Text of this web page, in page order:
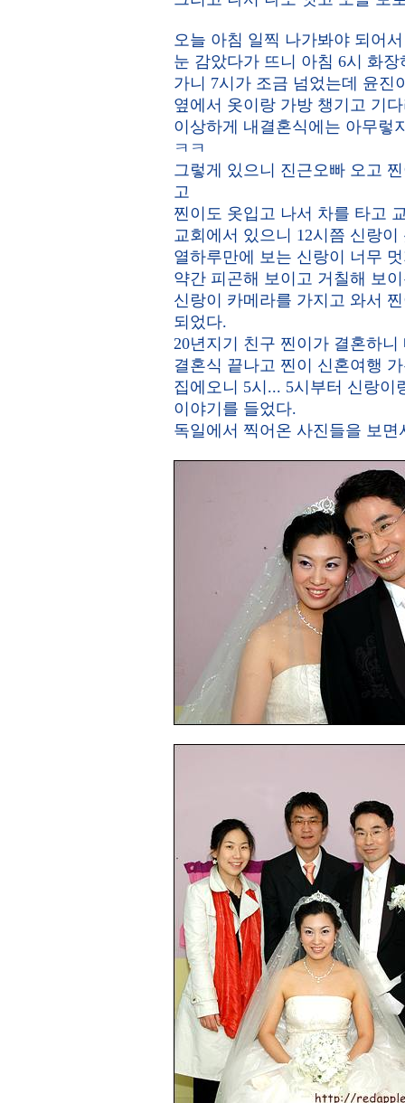
오늘 아침 일찍 나가봐야 되어
눈 감았다가 뜨니 아침 6시 화
가니 7시가 조금 넘었는데 윤진
옆에서 옷이랑 가방 챙기고 기
이상하게 내결혼식에는 아무렇
ㅋㅋ
그렇게 있으니 진근오빠 오고
고
찐이도 옷입고 나서 차를 타고
교회에서 있으니 12시쯤 신랑이
열하루만에 보는 신랑이 너무
약간 피곤해 보이고 거칠해 보
신랑이 카메라를 가지고 와서
되었다.
20년지기 친구 찐이가 결혼하
결혼식 끝나고 찐이 신혼여행
집에오니 5시... 5시부터 신랑
이야기를 들었다.
독일에서 찍어온 사진들을 보